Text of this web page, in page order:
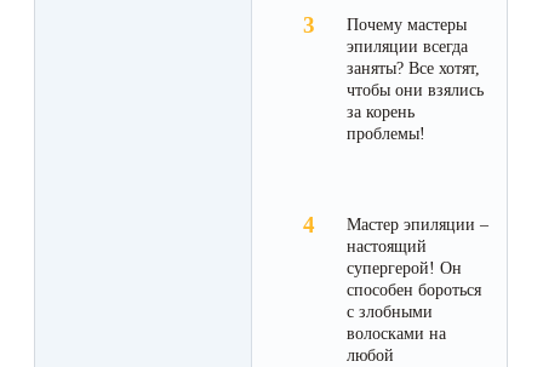
Почему мастеры
эпиляции всегда
заняты? Все хотят,
чтобы они взялись
за корень
проблемы!
Мастер эпиляции –
настоящий
супергерой! Он
способен бороться
с злобными
волосками на
любой